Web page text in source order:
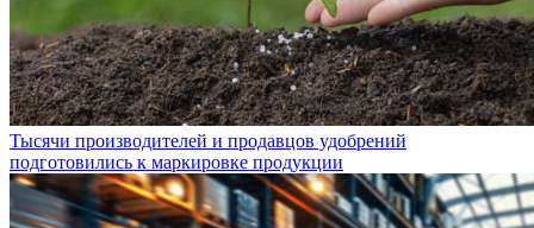
Тысячи производителей и продавцов удобрений
подготовились к маркировке продукции